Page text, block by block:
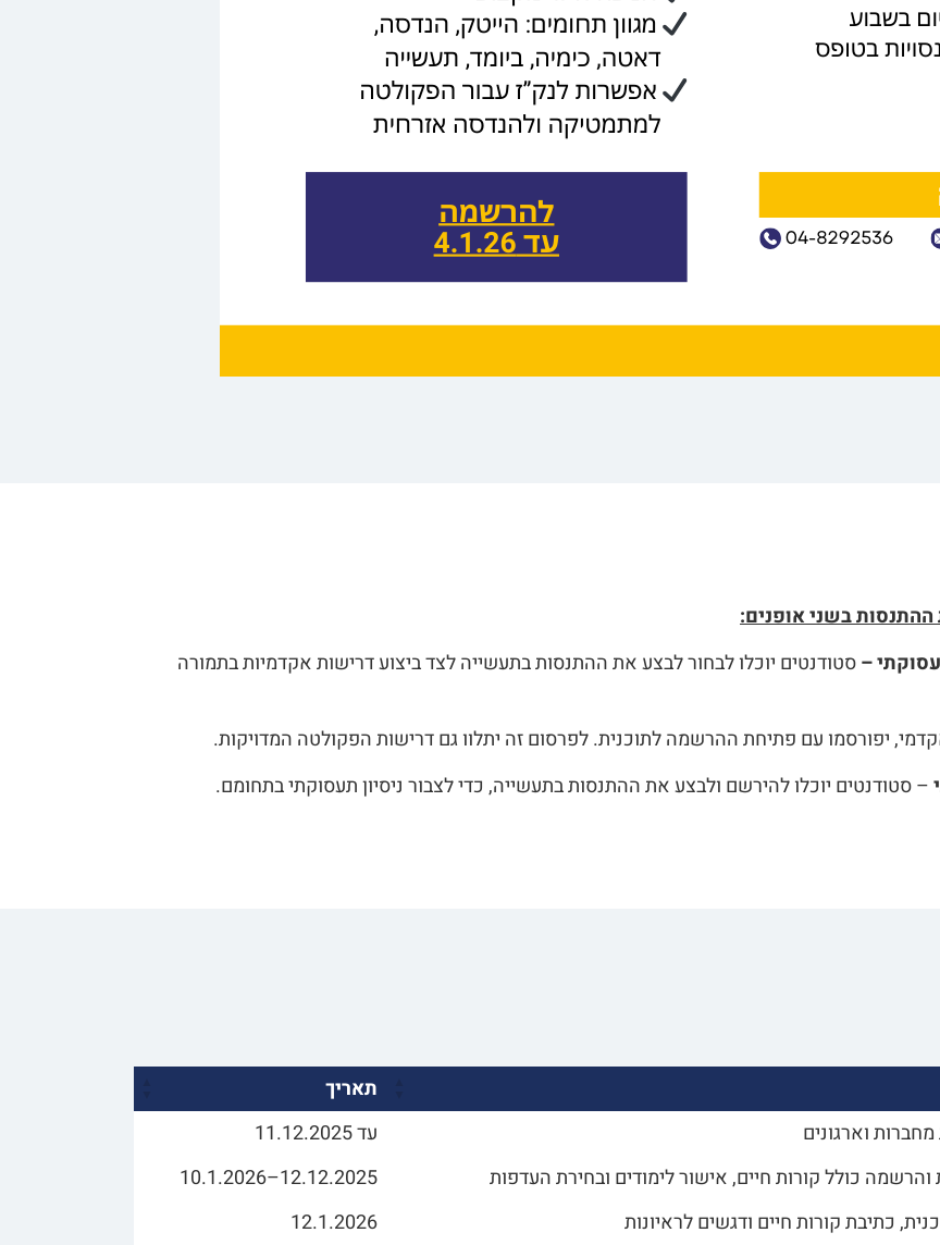
–סטודנטים יוכלו לבחור לבצע את ההתנסות בתעשייה לצד ביצוע דרישות אקדמיות בתמורה
יפורסמו עם פתיחת ההרשמה לתוכנית. לפרסום זה יתלוו גם דרישות הפקולטה המדויקות.
– סטודנטים יוכלו להירשם ולבצע את ההתנסות בתעשייה, כדי לצבור ניסיון תעסוקתי בתחומם.
תאריך
וארגונים
עד 11.12.2025
כולל קורות חיים, אישור לימודים ובחירת העדפות
12.12.2025–10.1.2026
כתיבת קורות חיים ודגשים לראיונות
12.1.2026